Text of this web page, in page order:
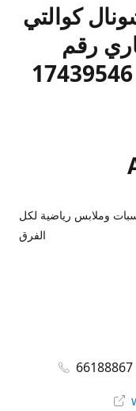
كوالتي
رقم
وملابس رياضية لكل
الفرق
66188867